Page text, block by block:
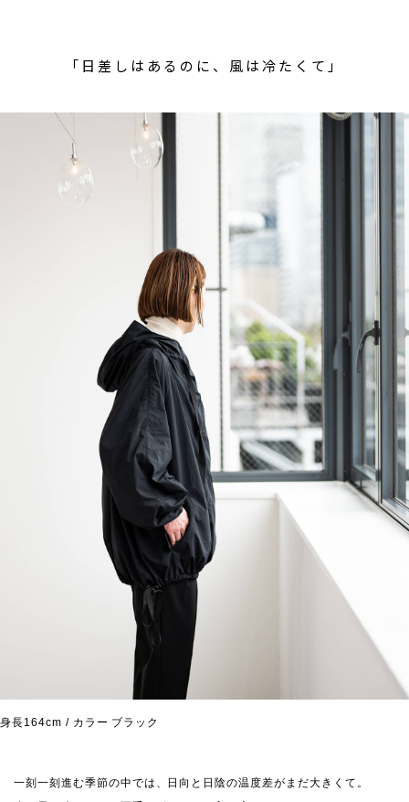
「日差しはあるのに、風は冷たくて」
身長164cm / カラー ブラック
一刻一刻進む季節の中では、日向と日陰の温度差がまだ大きくて。